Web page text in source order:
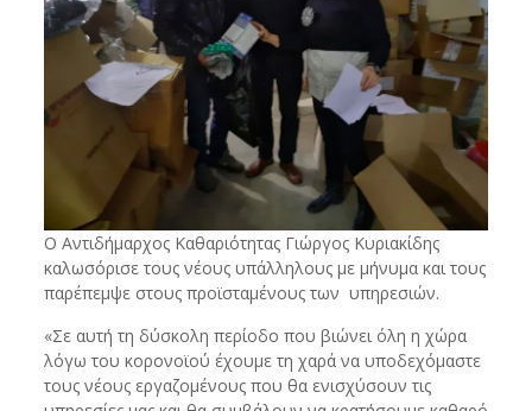
Ο Αντιδήμαρχος Καθαριότητας Γιώργος Κυριακίδης
καλωσόρισε τους νέους υπάλληλους με μήνυμα και τους
παρέπεμψε στους προϊσταμένους των υπηρεσιών.
«Σε αυτή τη δύσκολη περίοδο που βιώνει όλη η χώρα
λόγω του κορονοϊού έχουμε τη χαρά να υποδεχόμαστε
τους νέους εργαζομένους που θα ενισχύσουν τις